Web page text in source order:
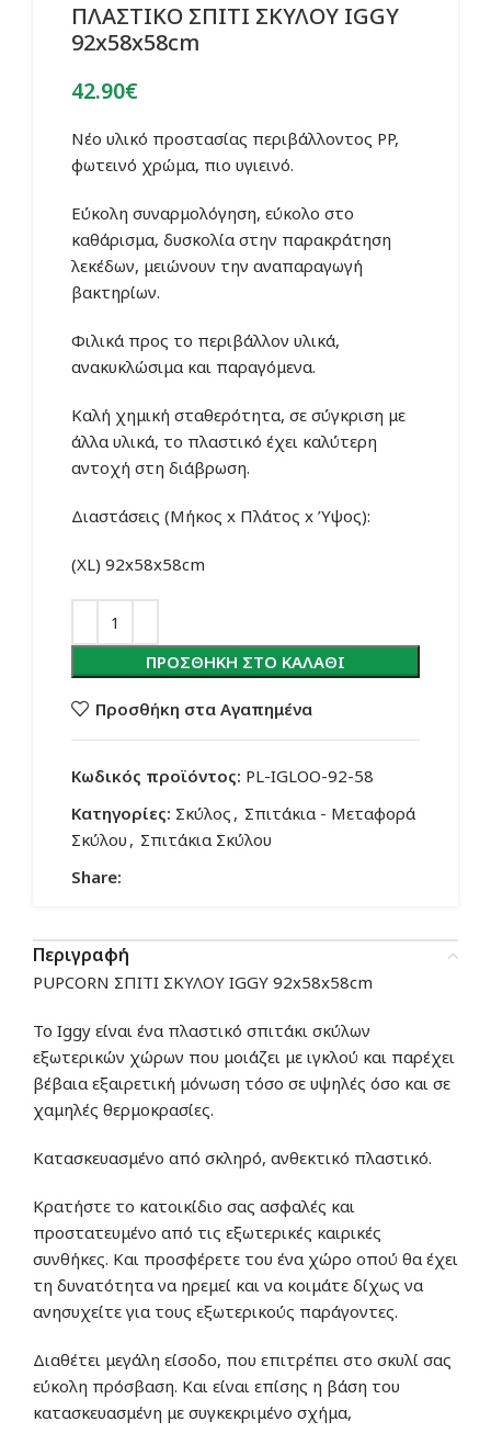
ΠΛΑΣΤΙΚΟ ΣΠΙΤΙ ΣΚΥΛΟΥ IGGY
92x58x58cm
42.90€
Νέο υλικό προστασίας περιβάλλοντος PP,
φωτεινό χρώμα, πιο υγιεινό.
Εύκολη συναρμολόγηση, εύκολο στο
καθάρισμα, δυσκολία στην παρακράτηση
λεκέδων, μειώνουν την αναπαραγωγή
βακτηρίων.
Φιλικά προς το περιβάλλον υλικά,
ανακυκλώσιμα και παραγόμενα.
Καλή χημική σταθερότητα, σε σύγκριση με
άλλα υλικά, το πλαστικό έχει καλύτερη
αντοχή στη διάβρωση.
Διαστάσεις (Μήκος x Πλάτος x Ύψος):
(XL) 92x58x58cm
ΠΡΟΣΘΉΚΗ ΣΤΟ ΚΑΛΆΘΙ
Προσθήκη στα Αγαπημένα
Κωδικός προϊόντος: PL-IGLOO-92-58
Κατηγορίες: Σκύλος , Σπιτάκια - Μεταφορά
Σκύλου , Σπιτάκια Σκύλου
Share:
Περιγραφή
PUPCORN ΣΠΙΤΙ ΣΚΥΛΟΥ IGGY 92x58x58cm
Το Iggy είναι ένα πλαστικό σπιτάκι σκύλων
εξωτερικών χώρων που μοιάζει με ιγκλού και παρέχει
βέβαια εξαιρετική μόνωση τόσο σε υψηλές όσο και σε
χαμηλές θερμοκρασίες.
Κατασκευασμένο από σκληρό, ανθεκτικό πλαστικό.
Κρατήστε το κατοικίδιο σας ασφαλές και
προστατευμένο από τις εξωτερικές καιρικές
συνθήκες. Και προσφέρετε του ένα χώρο οπού θα έχει
τη δυνατότητα να ηρεμεί και να κοιμάτε δίχως να
ανησυχείτε για τους εξωτερικούς παράγοντες.
Διαθέτει μεγάλη είσοδο, που επιτρέπει στο σκυλί σας
εύκολη πρόσβαση. Και είναι επίσης η βάση του
κατασκευασμένη με συγκεκριμένο σχήμα,